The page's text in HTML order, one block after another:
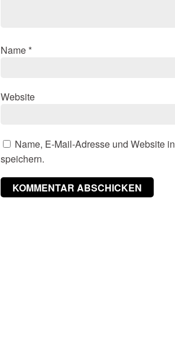
Name *
Website
Name, E-Mail-Adresse und Website
speichern.